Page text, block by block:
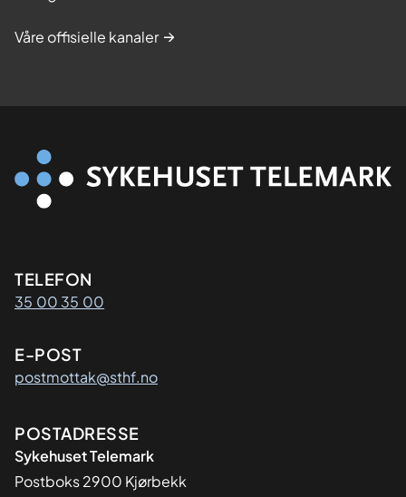
Våre offisielle kanaler
Kontaktinformasjon
TELEFON
35 00 35 00
E-POST
postmottak@sthf.no
Adresse
POSTADRESSE
Sykehuset Telemark
Postboks 2900 Kjørbekk